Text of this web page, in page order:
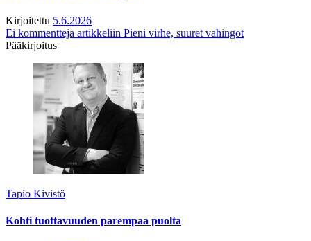
Kirjoitettu 5.6.2026
Ei kommentteja artikkeliin Pieni virhe, suuret vahingot
Pääkirjoitus
Tapio Kivistö
Kohti tuottavuuden parempaa puolta